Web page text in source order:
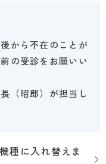
から不在のことが
の受診をお願いい
（昭郎）が担当し
種に入れ替えま